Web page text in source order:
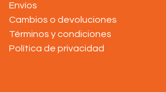
Envíos
Cambios o devoluciones
Términos y condiciones
Política de privacidad